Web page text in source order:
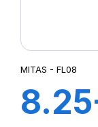
MITAS - FL08